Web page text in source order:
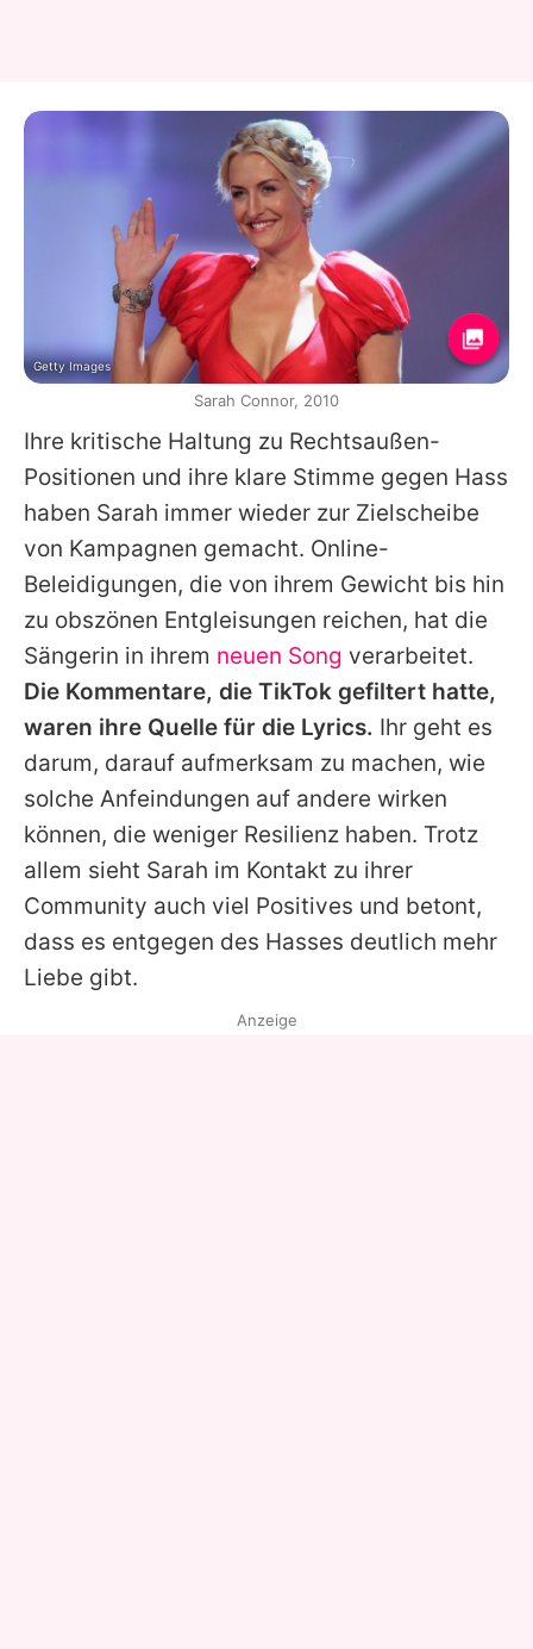
Ihre kritische Haltung zu Rechtsaußen-
Positionen und ihre klare Stimme gegen Hass
haben Sarah immer wieder zur Zielscheibe
von Kampagnen gemacht. Online-
Beleidigungen, die von ihrem Gewicht bis hin
zu obszönen Entgleisungen reichen, hat die
Sängerin in ihrem neuen Song verarbeitet.
Die Kommentare, die TikTok gefiltert hatte,
waren ihre Quelle für die Lyrics. Ihr geht es
darum, darauf aufmerksam zu machen, wie
solche Anfeindungen auf andere wirken
können, die weniger Resilienz haben. Trotz
allem sieht Sarah im Kontakt zu ihrer
Community auch viel Positives und betont,
dass es entgegen des Hasses deutlich mehr
Liebe gibt.
Getty Images
Sarah Connor, 2010
Anzeige